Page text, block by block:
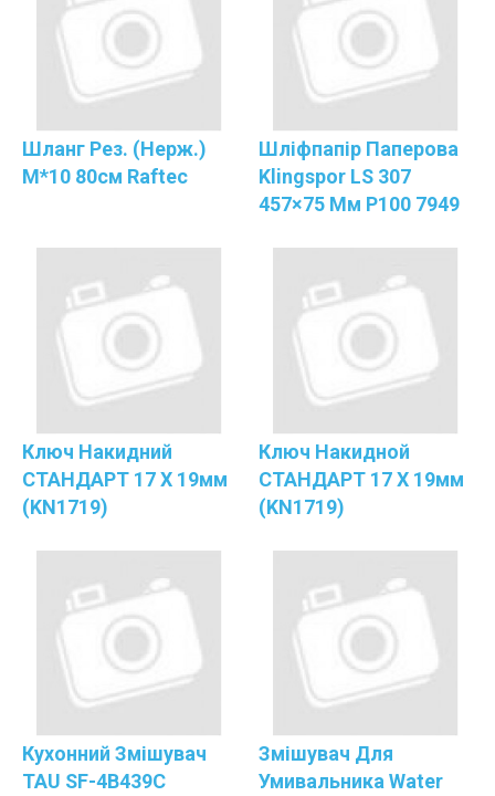
Шланг Рез. (нерж.)
М*10 80см Raftec
Шліфпапір Паперова
Klingspor LS 307
457×75 Мм P100 7949
Ключ Накидний
СТАНДАРТ 17 Х 19мм
(KN1719)
Ключ Накидной
СТАНДАРТ 17 Х 19мм
(KN1719)
Кухонний Змішувач
TAU SF-4B439C
Змішувач Для
Умивальника Water